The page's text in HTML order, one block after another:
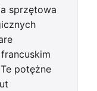
sprzętowa
potężne